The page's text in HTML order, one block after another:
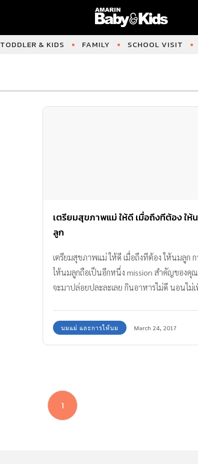
TODDLER & KIDS FAMILY SCHOOL VISIT
เตรียมสุขภาพแม่ ให้ดี เมื่อถึงทีต้อง ให้
ลูก
เตรียมสุขภาพแม่ ให้ดี เมื่อถึงทีต้อง ให้นมลูก ก
ให้นมลูกถือเป็นอีกหนึ่ง mission สำคัญของคุ
จะมาปล่อยปละละเลย กินอาหารไม่ดี นอนไม่เ
นมแม่ และการให้นม March 24, 2017
1